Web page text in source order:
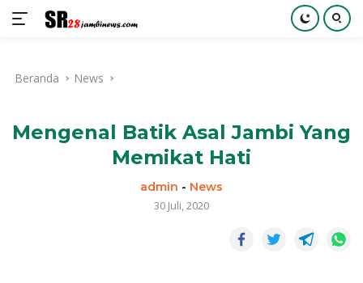
kontenBeranda News
Mengenal Batik Asal Jambi Yang
Memikat Hati
admin - News
30 Juli, 2020